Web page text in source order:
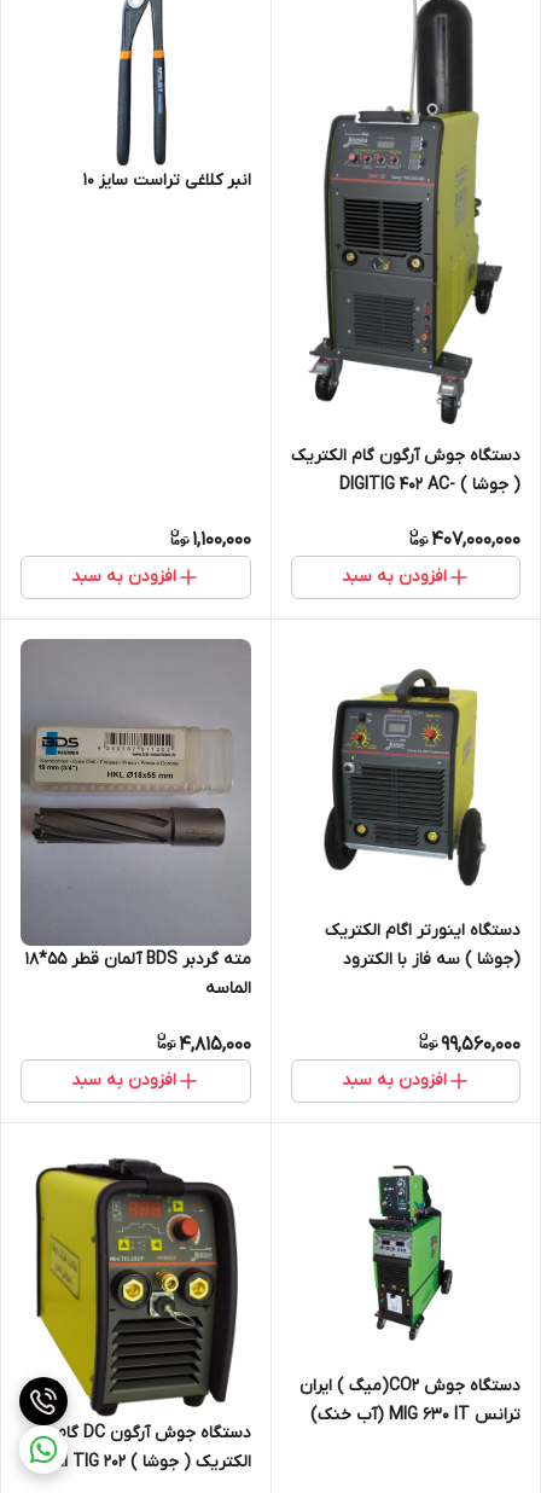
دستگاه جوش آرگون گام الکتریک
( جوشا ) DIGITIG 402 AC-
افزوده)
407,000,000
افزودن به سبد
انبر کلاغی تراست سایز 10
1,100,000
افزودن به سبد
دستگاه اینورتر اگام الکتریک
(جوشا ) سه فاز با الکترود
99,560,000
افزودن به سبد
مته گردبر BDS آلمان قطر 55*18
الماسه
4,815,000
افزودن به سبد
دستگاه جوش CO2(میگ ) ایران
ترانس MIG 630 IT (آب خنک)
دستگاه جوش آرگون DC گام
الکتریک ( جوشا ) MINI TIG 202